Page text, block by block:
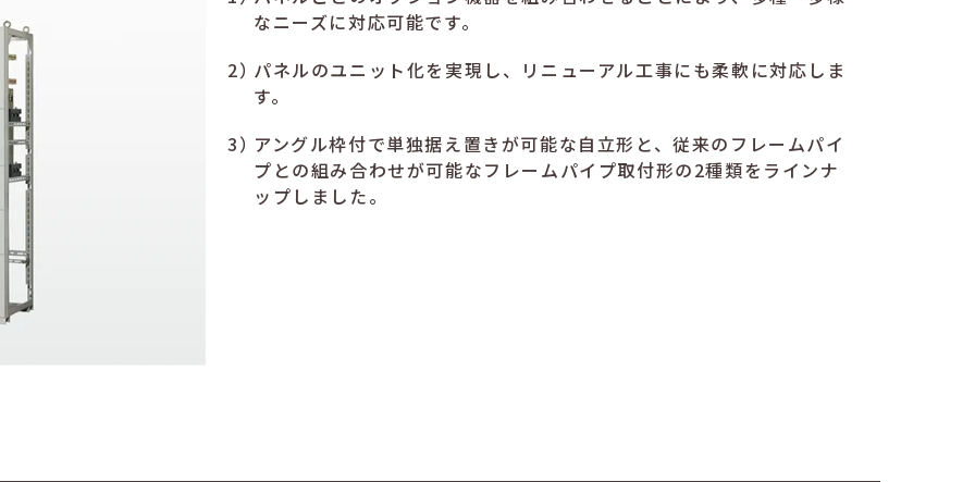
なニーズに対応可能です。
パネルのユニット化を実現し、リニューアル工事にも柔軟に対応しま
す。
アングル枠付で単独据え置きが可能な自立形と、従来のフレームパイ
プとの組み合わせが可能なフレームパイプ取付形の2種類をラインナ
ップしました。